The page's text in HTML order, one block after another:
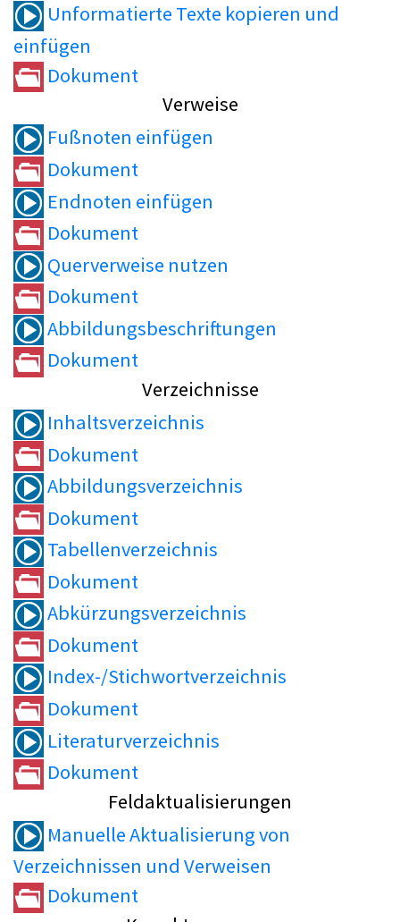
Unformatierte Texte kopieren und
einfügen
Dokument
Verweise
Fußnoten einfügen
Dokument
Endnoten einfügen
Dokument
Querverweise nutzen
Dokument
Abbildungsbeschriftungen
Dokument
Verzeichnisse
Inhaltsverzeichnis
Dokument
Abbildungsverzeichnis
Dokument
Tabellenverzeichnis
Dokument
Abkürzungsverzeichnis
Dokument
Index-/Stichwortverzeichnis
Dokument
Literaturverzeichnis
Dokument
Feldaktualisierungen
Manuelle Aktualisierung von
Verzeichnissen und Verweisen
Dokument